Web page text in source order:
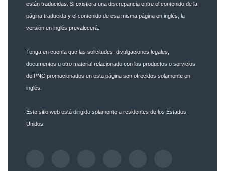
están traducidas. Si existiera una discrepancia entre el contenido de la
página traducida y el contenido de esa misma página en inglés, la
versión en inglés prevalecerá.
Tenga en cuenta que las solicitudes, divulgaciones legales,
documentos u otro material relacionado con los productos o servicios
de PNC promocionados en esta página son ofrecidos solamente en
inglés.
Este sitio web está dirigido solamente a residentes de los Estados
Unidos.